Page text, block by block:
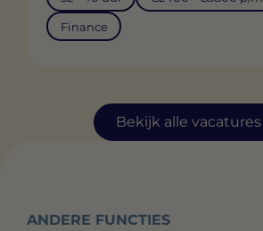
Bekijk alle vacatures
Finance
ANDERE FUNCTIES